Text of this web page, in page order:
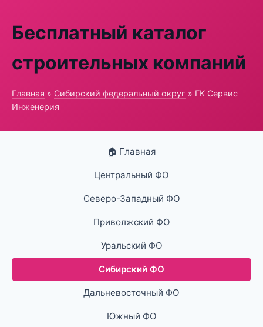
Бесплатный каталог
строительных компаний
Главная » Сибирский федеральный округ » ГК Сервис
Инженерия
🏠 Главная
Центральный ФО
Северо-Западный ФО
Приволжский ФО
Уральский ФО
Сибирский ФО
Дальневосточный ФО
Южный ФО